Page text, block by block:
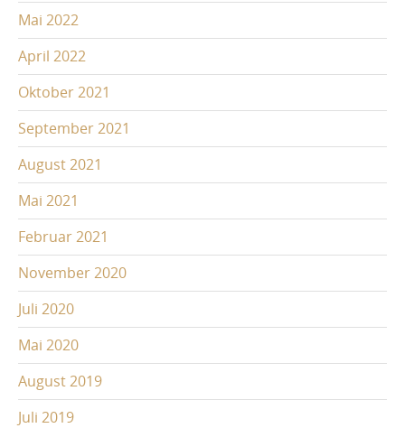
Mai 2022
April 2022
Oktober 2021
September 2021
August 2021
Mai 2021
Februar 2021
November 2020
Juli 2020
Mai 2020
August 2019
Juli 2019